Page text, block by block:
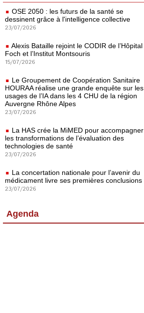
OSE 2050 : les futurs de la santé se
dessinent grâce à l'intelligence collective
23/07/2026
Alexis Bataille rejoint le CODIR de l’Hôpital
Foch et l’Institut Montsouris
15/07/2026
Le Groupement de Coopération Sanitaire
HOURAA réalise une grande enquête sur les
usages de l’IA dans les 4 CHU de la région
Auvergne Rhône Alpes
23/07/2026
La HAS crée la MiMED pour accompagner
les transformations de l’évaluation des
technologies de santé
23/07/2026
La concertation nationale pour l’avenir du
médicament livre ses premières conclusions
23/07/2026
Agenda